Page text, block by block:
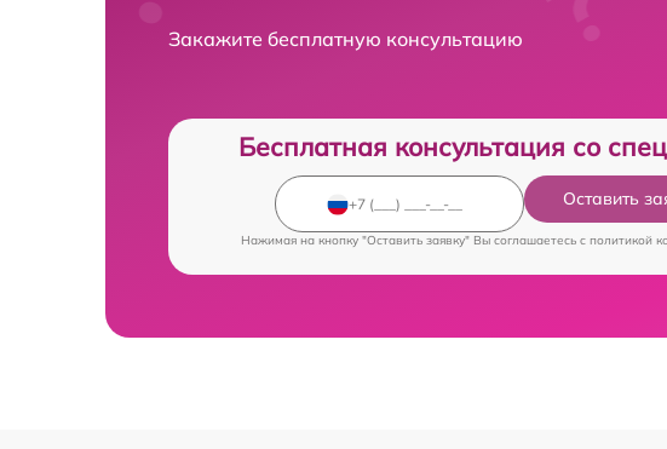
Закажите бесплатную консультацию
Бесплатная консультация со
Оставить
Нажимая на кнопку "Оставить заявку" Вы соглашаетесь c политикой